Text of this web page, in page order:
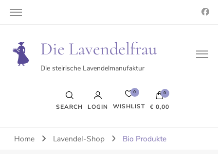
Die Lavendelfrau
Die steirische Lavendelmanufaktur
SEARCH LOGIN
0
WISHLIST
0
€ 0,00
Es befinden sich keine Produkte im Warenkorb.
Home Lavendel-Shop Bio Produkte